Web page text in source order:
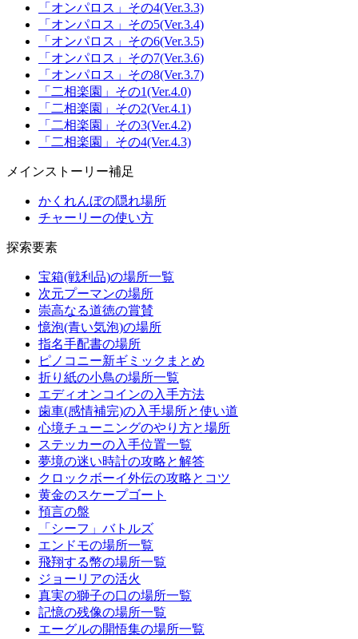
「オンパロス」その4(Ver.3.3)
「オンパロス」その5(Ver.3.4)
「オンパロス」その6(Ver.3.5)
「オンパロス」その7(Ver.3.6)
「オンパロス」その8(Ver.3.7)
「二相楽園」その1(Ver.4.0)
「二相楽園」その2(Ver.4.1)
「二相楽園」その3(Ver.4.2)
「二相楽園」その4(Ver.4.3)
メインストーリー補足
かくれんぼの隠れ場所
チャーリーの使い方
探索要素
宝箱(戦利品)の場所一覧
次元プーマンの場所
崇高なる道徳の賞賛
憶泡(青い気泡)の場所
指名手配書の場所
ピノコニー新ギミックまとめ
折り紙の小鳥の場所一覧
エディオンコインの入手方法
歯車(感情補完)の入手場所と使い道
心境チューニングのやり方と場所
ステッカーの入手位置一覧
夢境の迷い時計の攻略と解答
クロックボーイ外伝の攻略とコツ
黄金のスケープゴート
預言の盤
「シーフ」バトルズ
エンドモの場所一覧
飛翔する幣の場所一覧
ジョーリアの活火
真実の獅子の口の場所一覧
記憶の残像の場所一覧
エーグルの開悟集の場所一覧